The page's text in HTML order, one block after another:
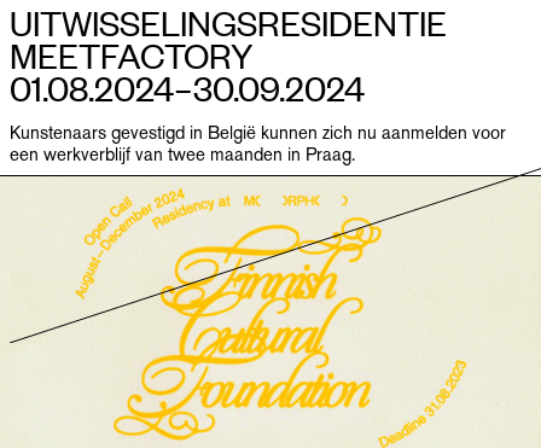
UITWISSELINGS­RESIDENTIE
MEETFACTORY
01.08.2024–​30.09.2024
Kunstenaars gevestigd in België kunnen zich nu aanmelden voor
een werkverblijf van twee maanden in Praag.